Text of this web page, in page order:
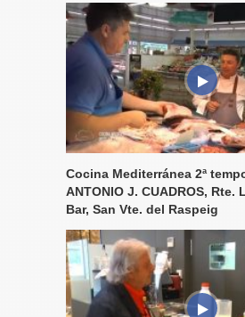
Cocina Mediterránea 2ª
ANTONIO J. CUADROS, Rte.
Bar, San Vte. del Raspeig